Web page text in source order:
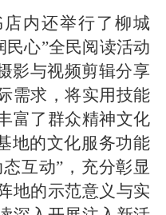
内还举行了柳城
民心”全民阅读活动
与视频剪辑分享
需求，将实用技能
富了群众精神文化
地的文化服务功能
互动”，充分彰显
地的示范意义与实